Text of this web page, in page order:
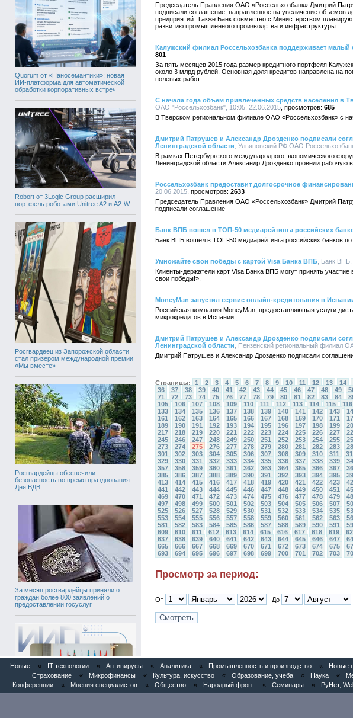
Quorum от «Наносемантики»: новая
ИИ-платформа для автоматической
обработки корпоративных встреч
Robort от 3Logic Group расширил
портфель роботами Unitree A2 и A2-W
Росгвардеец из Запорожской области
стал призером международной премии
«Мы вместе»
Росгвардейцы обеспечили
безопасность во время празднования
Дня ВДВ
За месяц росгвардейцы приняли от
граждан более 800 заявлений о
предоставлении госуслуг
Председатель Правления ОАО «Россельхозбанк» Дмитрий
подписали соглашение, направленное на увеличение объемов
предприятий. Также Банк совместно с Министерством
развитию промышленного производства и инфраструктуры.
Калужский филиал Россельхозбанка поддерживает малый
801
За пять месяцев 2015 года размер кредитного портфеля
около 3 млрд рублей. Основная доля кредитов направлена на
полевых работ.
С начала года объем привлеченных средств населения в
ОАО "Россельхозбанк", 10:05, 22.06.2015
685
В Тверском региональном филиале ОАО «Россельхозбанк» с
Дмитрий Патрушев и Александр Дрозденко подписали
Ленинградской области , Ульяновский РФ ОАО
В рамках Петербургского международного экономического
Ленинградской области Александр Дрозденко провели рабочую
Россельхозбанк предоставит долгосрочное
20.06.2015
2633
Председатель Правления ОАО «Россельхозбанк» Дмитрий
подписали соглашение
Банк ВПБ вошел в ТОП-50 медиарейтинга российских
Банк ВПБ вошел в ТОП-50 медиарейтинга российских банков по
Умножайте свои победы с картой Visa Банка ВПБ , Банк
Клиенты-держатели карт Visa Банка ВПБ могут принять
свои победы!».
MoneyMan запустил сервис онлайн-кредитования в
Российская компания MoneyMan, предоставляющая услуги
микрокредитов в Испании.
Дмитрий Патрушев и Александр Дрозденко подписали
Ленинградской области , Пензенский региональный филиал
Дмитрий Патрушев и Александр Дрозденко подписали
Страницы: 1 2 3 4 5 6 7 8 9 10 11 12 13 14
36
37 38 39 40 41 42 43 44 45 46 47 48 49
71
72 73 74 75 76 77 78 79 80 81 82 83 84
105
106 107 108 109 110 111 112 113 114 115 116
133
134 135 136 137 138 139 140 141 142 143
161
162 163 164 165 166 167 168 169 170 171
189
190 191 192 193 194 195 196 197 198 199
217
218 219 220 221 222 223 224 225 226 227
245
246 247 248 249 250 251 252 253 254 255
273
274 275 276 277 278 279 280 281 282 283
301
302 303 304 305 306 307 308 309 310 311
329
330 331 332 333 334 335 336 337 338 339
357
358 359 360 361 362 363 364 365 366 367
385
386 387 388 389 390 391 392 393 394 395
413
414 415 416 417 418 419 420 421 422 423
441
442 443 444 445 446 447 448 449 450 451
469
470 471 472 473 474 475 476 477 478 479
497
498 499 500 501 502 503 504 505 506 507
525
526 527 528 529 530 531 532 533 534 535
553
554 555 556 557 558 559 560 561 562 563
581
582 583 584 585 586 587 588 589 590 591
609
610 611 612 613 614 615 616 617 618 619
637
638 639 640 641 642 643 644 645 646 647
665
666 667 668 669 670 671 672 673 674 675
693
694 695 696 697 698 699 700 701 702 703
Просмотр за период:
От До
Новые « IT технологии « Антивирусы « Аналитика « Промышленность и производство « Новые
Страхование
« Микрофинансы « Культура, искусство « Образование, учеба « Наука «
Конференции
« Мнения специалистов « Общество « Народный фронт « Семинары « РуНет,